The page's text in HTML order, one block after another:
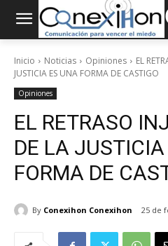
Inicio Noticias Opiniones
EL
JUSTICIA ES UNA FORMA DE CASTIGO
Opiniones
EL RETRASO
DE LA
FORMA DE
By Conexihon Conexihon 25 de